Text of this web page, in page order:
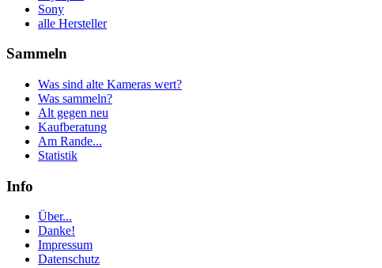
Sony
alle Hersteller
Sammeln
Was sind alte Kameras wert?
Was sammeln?
Alt gegen neu
Kaufberatung
Am Rande...
Statistik
Info
Über...
Danke!
Impressum
Datenschutz